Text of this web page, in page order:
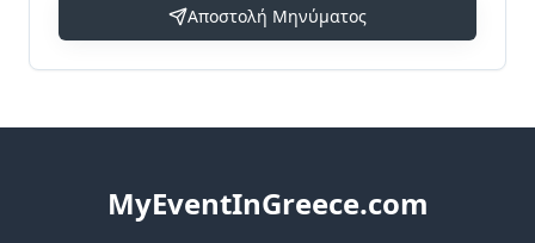
Αποστολή Μηνύματος
MyEventInGreece.com